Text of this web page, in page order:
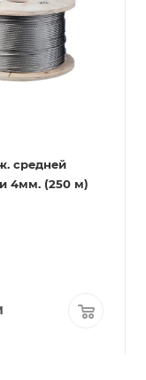
средней
4мм. (250 м)